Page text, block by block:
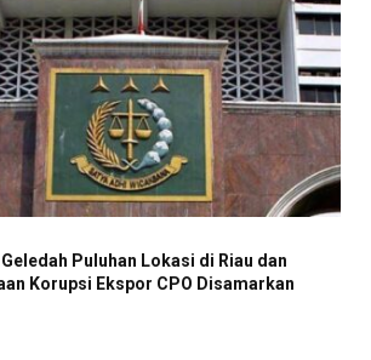
Puluhan Lokasi di Riau dan
Korupsi Ekspor CPO Disamarkan